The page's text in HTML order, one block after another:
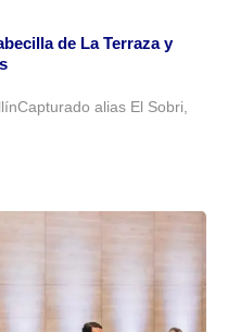
de La Terraza y
alias El Sobri,